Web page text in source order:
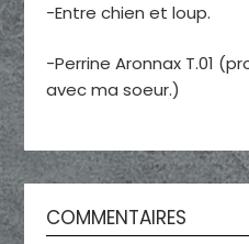
-Entre chien et loup.
-Perrine Aronnax T.01
avec ma soeur.)
COMMENTAIRES